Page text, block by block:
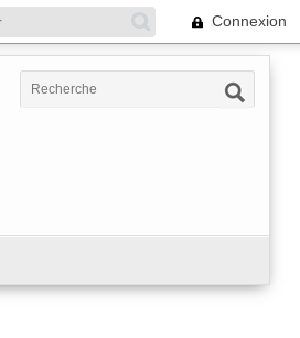
Connexion